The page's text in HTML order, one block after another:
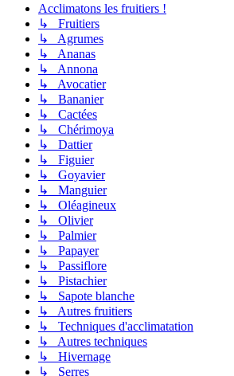
Acclimatons les fruitiers !
↳ Fruitiers
↳ Agrumes
↳ Ananas
↳ Annona
↳ Avocatier
↳ Bananier
↳ Cactées
↳ Chérimoya
↳ Dattier
↳ Figuier
↳ Goyavier
↳ Manguier
↳ Oléagineux
↳ Olivier
↳ Palmier
↳ Papayer
↳ Passiflore
↳ Pistachier
↳ Sapote blanche
↳ Autres fruitiers
↳ Techniques d'acclimatation
↳ Autres techniques
↳ Hivernage
↳ Serres